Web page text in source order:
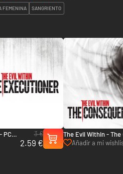
FEMENINA SANGRIENTO
PC
3 €
2.59 €
The Evil Within -
(Steam)
Añadir a mi